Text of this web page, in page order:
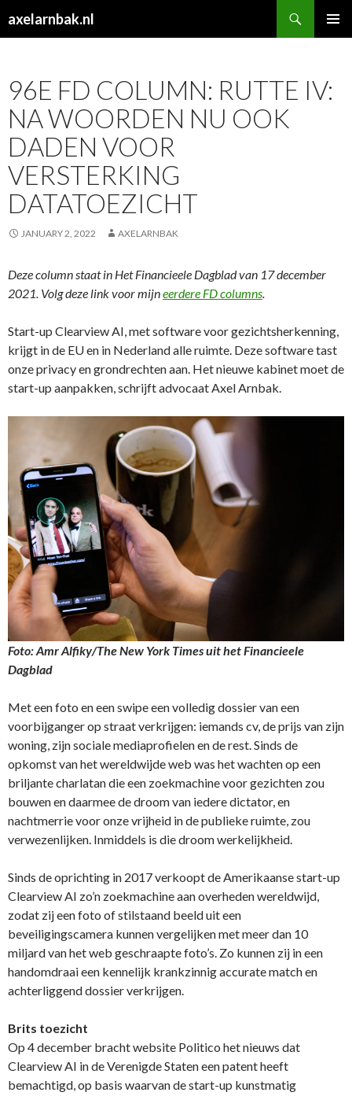
axelarnbak.nl
96E FD COLUMN: RUTTE IV:
NA WOORDEN NU OOK
DADEN VOOR
VERSTERKING
DATATOEZICHT
JANUARY 2, 2022 AXELARNBAK
Deze column staat in Het Financieele Dagblad van 17 december
2021. Volg deze link voor mijneerdere FD columns.
Start-up Clearview AI, met software voor gezichtsherkenning,
krijgt in de EU en in Nederland alle ruimte. Deze software tast
onze privacy en grondrechten aan. Het nieuwe kabinet moet de
start-up aanpakken, schrijft advocaat Axel Arnbak.
Foto: Amr Alfiky/The New York Times uit het Financieele
Dagblad
Met een foto en een swipe een volledig dossier van een
voorbijganger op straat verkrijgen: iemands cv, de prijs van zijn
woning, zijn sociale mediaprofielen en de rest. Sinds de
opkomst van het wereldwijde web was het wachten op een
briljante charlatan die een zoekmachine voor gezichten zou
bouwen en daarmee de droom van iedere dictator, en
nachtmerrie voor onze vrijheid in de publieke ruimte, zou
verwezenlijken. Inmiddels is die droom werkelijkheid.
Sinds de oprichting in 2017 verkoopt de Amerikaanse start-up
Clearview AI zo’n zoekmachine aan overheden wereldwijd,
zodat zij een foto of stilstaand beeld uit een
beveiligingscamera kunnen vergelijken met meer dan 10
miljard van het web geschraapte foto’s. Zo kunnen zij in een
handomdraai een kennelijk krankzinnig accurate match en
achterliggend dossier verkrijgen.
Brits toezicht
Op 4 december bracht website Politico het nieuws dat
Clearview AI in de Verenigde Staten een patent heeft
bemachtigd, op basis waarvan de start-up kunstmatig